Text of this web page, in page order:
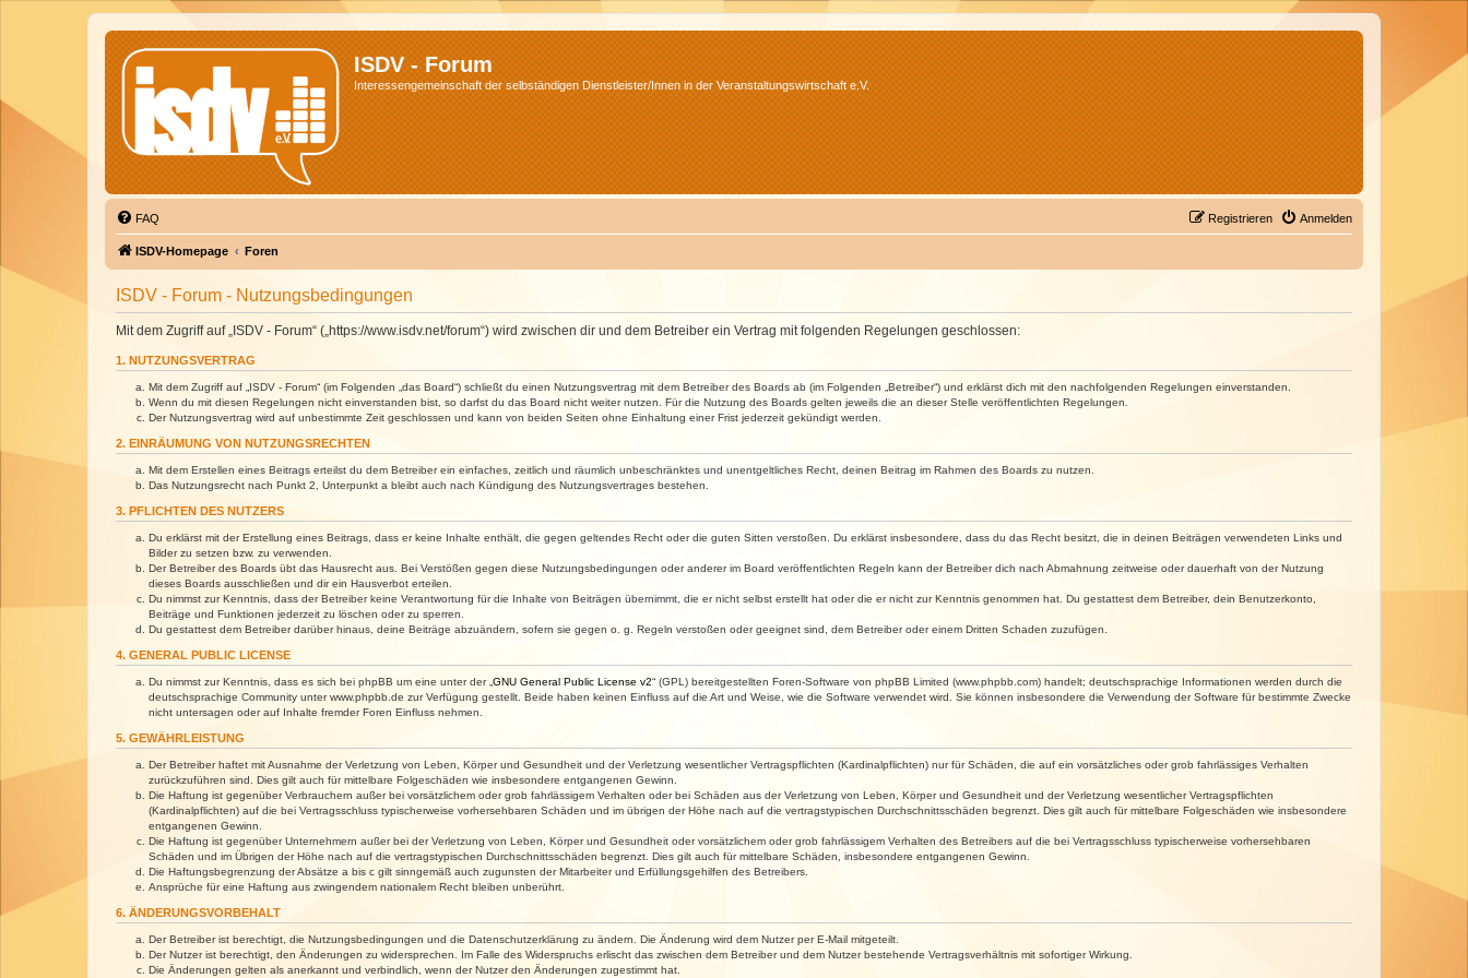
ISDV - Forum
Interessengemeinschaft der selbständigen Dienstleister/Innen in der Veranstaltungswirtschaft e.V.
FAQ Anmelden
Registrieren
ISDV-Homepage Foren
ISDV - Forum - Nutzungsbedingungen
Mit dem Zugriff auf „ISDV - Forum“ („https://www.isdv.net/forum“) wird zwischen dir und dem Betreiber ein Vertrag mit folgenden Regelungen geschlossen:
1. NUTZUNGSVERTRAG
Mit dem Zugriff auf „ISDV - Forum“ (im Folgenden „das Board“) schließt du einen Nutzungsvertrag mit dem Betreiber des Boards ab (im Folgenden „Betreiber“) und erklärst dich mit den nachfolgenden Regelungen einverstanden.
Wenn du mit diesen Regelungen nicht einverstanden bist, so darfst du das Board nicht weiter nutzen. Für die Nutzung des Boards gelten jeweils die an dieser Stelle veröffentlichten Regelungen.
Der Nutzungsvertrag wird auf unbestimmte Zeit geschlossen und kann von beiden Seiten ohne Einhaltung einer Frist jederzeit gekündigt werden.
2. EINRÄUMUNG VON NUTZUNGSRECHTEN
Mit dem Erstellen eines Beitrags erteilst du dem Betreiber ein einfaches, zeitlich und räumlich unbeschränktes und unentgeltliches Recht, deinen Beitrag im Rahmen des Boards zu nutzen.
Das Nutzungsrecht nach Punkt 2, Unterpunkt a bleibt auch nach Kündigung des Nutzungsvertrages bestehen.
3. PFLICHTEN DES NUTZERS
Du erklärst mit der Erstellung eines Beitrags, dass er keine Inhalte enthält, die gegen geltendes Recht oder die guten Sitten verstoßen. Du erklärst insbesondere, dass du das Recht besitzt, die in deinen Beiträgen verwendeten Links und
Bilder zu setzen bzw. zu verwenden.
Der Betreiber des Boards übt das Hausrecht aus. Bei Verstößen gegen diese Nutzungsbedingungen oder anderer im Board veröffentlichten Regeln kann der Betreiber dich nach Abmahnung zeitweise oder dauerhaft von der Nutzung
dieses Boards ausschließen und dir ein Hausverbot erteilen.
Du nimmst zur Kenntnis, dass der Betreiber keine Verantwortung für die Inhalte von Beiträgen übernimmt, die er nicht selbst erstellt hat oder die er nicht zur Kenntnis genommen hat. Du gestattest dem Betreiber, dein Benutzerkonto,
Beiträge und Funktionen jederzeit zu löschen oder zu sperren.
Du gestattest dem Betreiber darüber hinaus, deine Beiträge abzuändern, sofern sie gegen o. g. Regeln verstoßen oder geeignet sind, dem Betreiber oder einem Dritten Schaden zuzufügen.
4. GENERAL PUBLIC LICENSE
Du nimmst zur Kenntnis, dass es sich bei phpBB um eine unter der „ GNU General Public License v2“ (GPL) bereitgestellten Foren-Software von phpBB Limited (www.phpbb.com) handelt; deutschsprachige Informationen werden durch die
deutschsprachige Community unter www.phpbb.de zur Verfügung gestellt. Beide haben keinen Einfluss auf die Art und Weise, wie die Software verwendet wird. Sie können insbesondere die Verwendung der Software für bestimmte Zwecke
nicht untersagen oder auf Inhalte fremder Foren Einfluss nehmen.
5. GEWÄHRLEISTUNG
Der Betreiber haftet mit Ausnahme der Verletzung von Leben, Körper und Gesundheit und der Verletzung wesentlicher Vertragspflichten (Kardinalpflichten) nur für Schäden, die auf ein vorsätzliches oder grob fahrlässiges Verhalten
zurückzuführen sind. Dies gilt auch für mittelbare Folgeschäden wie insbesondere entgangenen Gewinn.
Die Haftung ist gegenüber Verbrauchern außer bei vorsätzlichem oder grob fahrlässigem Verhalten oder bei Schäden aus der Verletzung von Leben, Körper und Gesundheit und der Verletzung wesentlicher Vertragspflichten
(Kardinalpflichten) auf die bei Vertragsschluss typischerweise vorhersehbaren Schäden und im übrigen der Höhe nach auf die vertragstypischen Durchschnittsschäden begrenzt. Dies gilt auch für mittelbare Folgeschäden wie insbesondere
entgangenen Gewinn.
Die Haftung ist gegenüber Unternehmern außer bei der Verletzung von Leben, Körper und Gesundheit oder vorsätzlichem oder grob fahrlässigem Verhalten des Betreibers auf die bei Vertragsschluss typischerweise vorhersehbaren
Schäden und im Übrigen der Höhe nach auf die vertragstypischen Durchschnittsschäden begrenzt. Dies gilt auch für mittelbare Schäden, insbesondere entgangenen Gewinn.
Die Haftungsbegrenzung der Absätze a bis c gilt sinngemäß auch zugunsten der Mitarbeiter und Erfüllungsgehilfen des Betreibers.
Ansprüche für eine Haftung aus zwingendem nationalem Recht bleiben unberührt.
6. ÄNDERUNGSVORBEHALT
Der Betreiber ist berechtigt, die Nutzungsbedingungen und die Datenschutzerklärung zu ändern. Die Änderung wird dem Nutzer per E-Mail mitgeteilt.
Der Nutzer ist berechtigt, den Änderungen zu widersprechen. Im Falle des Widerspruchs erlischt das zwischen dem Betreiber und dem Nutzer bestehende Vertragsverhältnis mit sofortiger Wirkung.
Die Änderungen gelten als anerkannt und verbindlich, wenn der Nutzer den Änderungen zugestimmt hat.